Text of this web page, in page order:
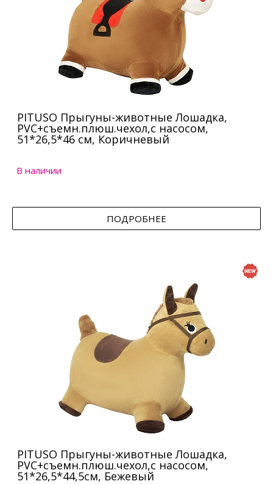
PITUSO Прыгуны-животные Лошадка,
PVC+съемн.плюш.чехол,с насосом,
51*26,5*46 см, Коричневый
В наличии
ПОДРОБНЕЕ
PITUSO Прыгуны-животные Лошадка,
PVC+съемн.плюш.чехол,с насосом,
51*26,5*44,5см, Бежевый